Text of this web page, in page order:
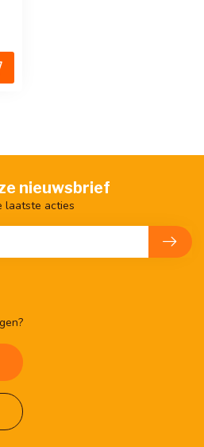
nieuwsbrief
laatste acties